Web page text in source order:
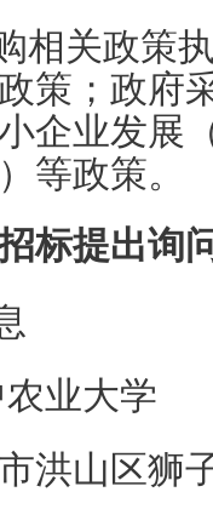
相关政策
策；政府
企业发展
等政策。
标提出询
中农
汉市